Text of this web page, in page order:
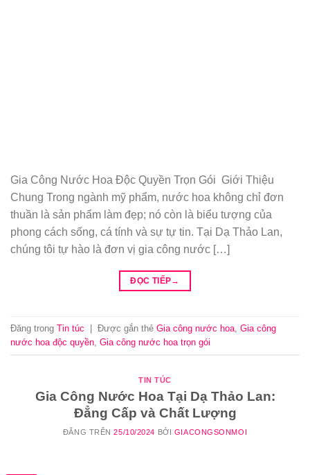
Gia Công Nước Hoa Độc Quyền Trọn Gói Giới Thiệu
Chung Trong ngành mỹ phẩm, nước hoa không chỉ đơn
thuần là sản phẩm làm đẹp; nó còn là biểu tượng của
phong cách sống, cá tính và sự tự tin. Tại Dạ Thảo Lan,
chúng tôi tự hào là đơn vị gia công nước […]
ĐỌC TIẾP→
Đăng trong Tin túc | Được gắn thẻ Gia công nước hoa Gia công
nước hoa độc quyền Gia công nước hoa trọn gói
TIN TÚC
Gia Công Nước Hoa Tại Dạ Thảo Lan:
Đẳng Cấp và Chất Lượng
ĐĂNG TRÊN25/10/2024 BỞI GIACONGSONMOI